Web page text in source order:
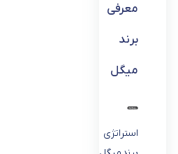
معرفی
برند
میگل
استراتژى